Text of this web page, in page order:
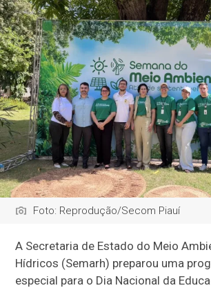
Foto: Reprodução/Secom Piauí
A Secretaria de Estado do Meio
Hídricos (Semarh) preparou uma
especial para o Dia Nacional da